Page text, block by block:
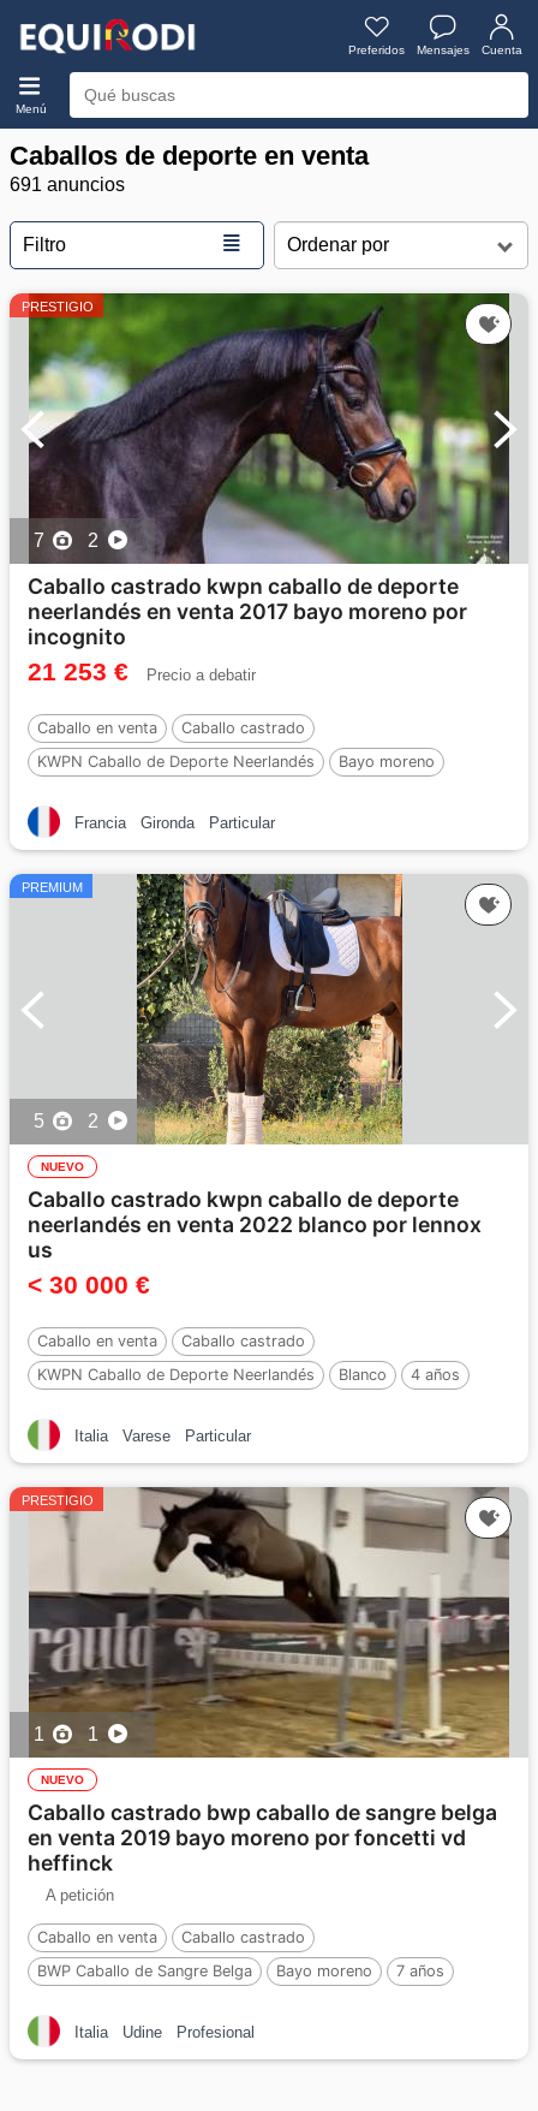
Preferidos Mensajes Cuenta
Menú
Caballos de deporte en venta
691 anuncios
Filtro ≣
PRESTIGIO
7 2
Caballo castrado kwpn caballo de deporte
neerlandés en venta 2017 bayo moreno por
incognito
21 253 € Precio a debatir
Caballo en venta
Caballo castrado
KWPN Caballo de Deporte Neerlandés
Bayo moreno
Francia
Gironda Particular
PREMIUM
5 2
NUEVO
Caballo castrado kwpn caballo de deporte
neerlandés en venta 2022 blanco por lennox
us
< 30 000 €
Caballo en venta
Caballo castrado
KWPN Caballo de Deporte Neerlandés
Blanco
4 años
Italia
Varese Particular
PRESTIGIO
1 1
NUEVO
Caballo castrado bwp caballo de sangre belga
en venta 2019 bayo moreno por foncetti vd
heffinck
A petición
Caballo en venta
Caballo castrado
BWP Caballo de Sangre Belga
Bayo moreno
7 años
Italia
Udine Profesional